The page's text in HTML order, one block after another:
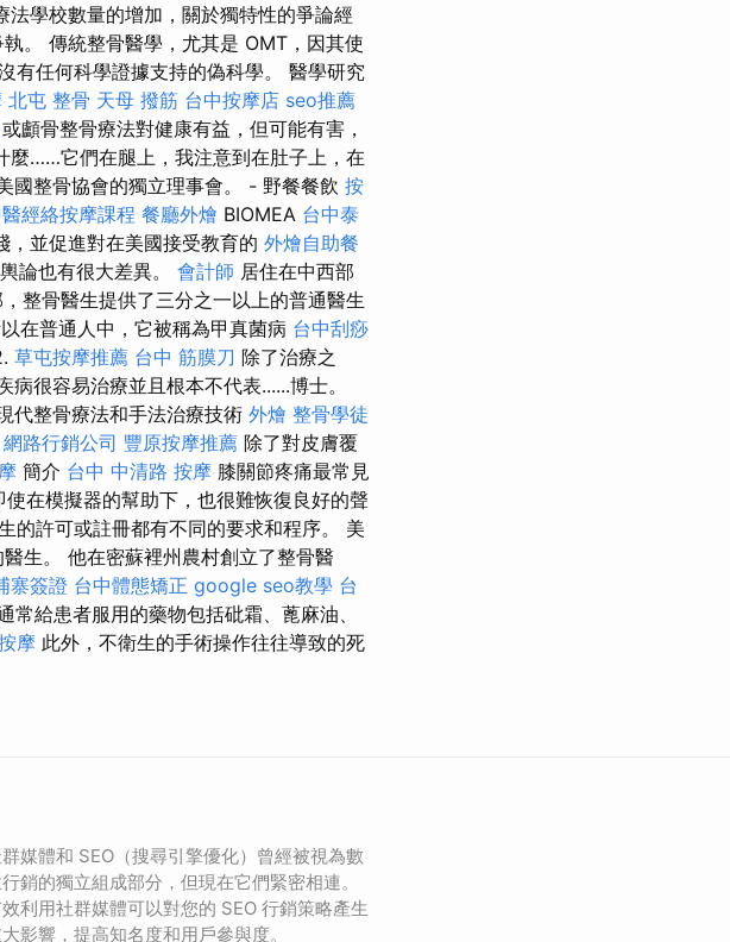
學校數量的增加，關於獨特性的爭論經
。 傳統整骨醫學，尤其是 OMT，因其使
有任何科學證據支持的偽科學。 醫學研究
北屯 整骨 天母 撥筋 台中按摩店 seo推薦
或顱骨整骨療法對健康有益，但可能有害，
麼……它們在腿上，我注意到在肚子上，在
國整骨協會的獨立理事會。 - 野餐餐飲 按
經絡按摩課程 餐廳外燴 BIOMEA 台中泰
，並促進對在美國接受教育的 外燴自助餐
論也有很大差異。 會計師 居住在中西部
整骨醫生提供了三分之一以上的普通醫生
在普通人中，它被稱為甲真菌病 台中刮痧
草屯按摩推薦 台中 筋膜刀 除了治療之
很容易治療並且根本不代表......博士。
代整骨療法和手法治療技術 外燴 整骨學徒
網路行銷公司 豐原按摩推薦 除了對皮膚覆
簡介 台中 中清路 按摩 膝關節疼痛最常見
在模擬器的幫助下，也很難恢復良好的聲
的許可或註冊都有不同的要求和程序。 美
生。 他在密蘇裡州農村創立了整骨醫
寨簽證 台中體態矯正 google seo教學 台
常給患者服用的藥物包括砒霜、蓖麻油、
摩 此外，不衛生的手術操作往往導致的死
媒體和 SEO（搜尋引擎優化）曾經被視為數
銷的獨立組成部分，但現在它們緊密相連。
利用社群媒體可以對您的 SEO 行銷策略產生
影響，提高知名度和用戶參與度。